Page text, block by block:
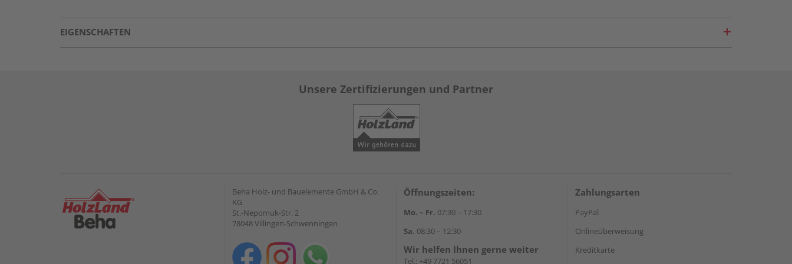
EIGENSCHAFTEN
Unsere Zertifizierungen und Partner
Beha Holz- und Bauelemente GmbH & Co.
KG
St.-Nepomuk-Str. 2
78048 Villingen-Schwenningen
Öffnungszeiten:
Mo. – Fr. 07:30 – 17:30
Sa. 08:30 – 12:30
Wir helfen Ihnen gerne weiter
Tel.: +49 7721 56051
Zahlungsarten
PayPal
Onlineüberweisung
Kreditkarte